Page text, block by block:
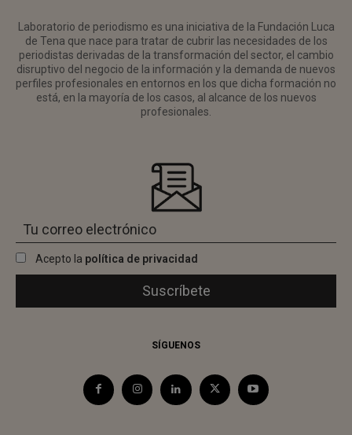
Laboratorio de periodismo es una iniciativa de la Fundación Luca
de Tena que nace para tratar de cubrir las necesidades de los
periodistas derivadas de la transformación del sector, el cambio
disruptivo del negocio de la información y la demanda de nuevos
perfiles profesionales en entornos en los que dicha formación no
está, en la mayoría de los casos, al alcance de los nuevos
profesionales.
Acepto la política de privacidad
SÍGUENOS